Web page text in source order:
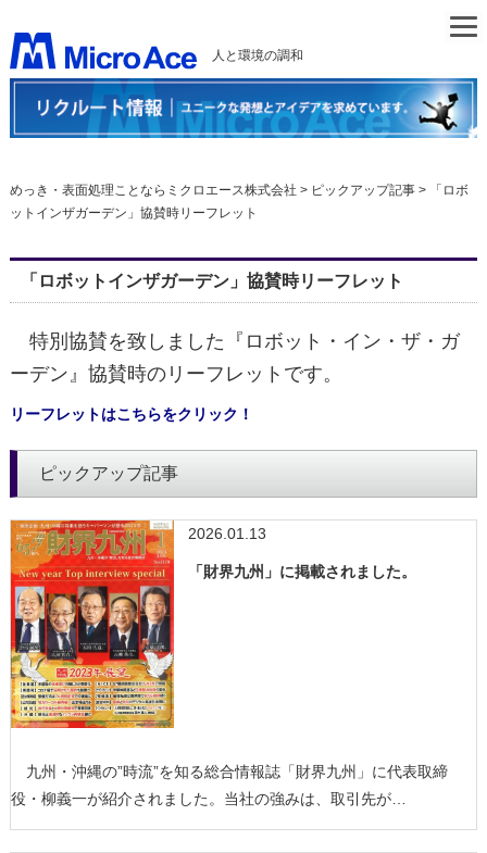
人と環境の調和
めっき・表面処理ことならミクロエース株式会社 > ピックアップ記事>
「ロボ
ットインザガーデン」協賛時リーフレット
「ロボットインザガーデン」協賛時リーフレット
特別協賛を致しました『ロボット・イン・ザ・ガ
ーデン』協賛時のリーフレットです。
リーフレットはこちらをクリック！
ピックアップ記事
2026.01.13
「財界九州」に掲載されました。
九州・沖縄の”時流”を知る総合情報誌「財界九州」に代表取締
役・柳義一が紹介されました。当社の強みは、取引先が…